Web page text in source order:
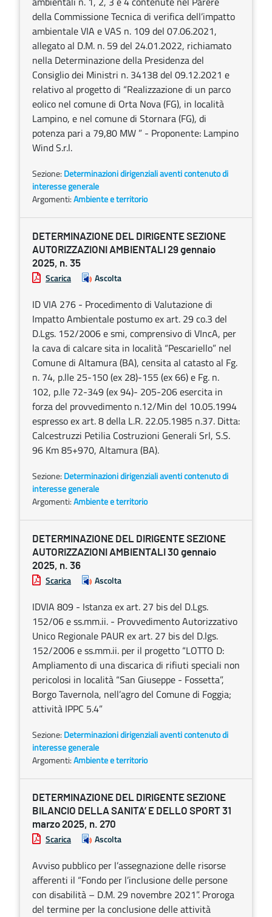
della Commissione Tecnica di verifica dell’impatto
ambientale VIA e VAS n. 109 del 07.06.2021,
allegato al D.M. n. 59 del 24.01.2022, richiamato
nella Determinazione della Presidenza del
Consiglio dei Ministri n. 34138 del 09.12.2021 e
relativo al progetto di “Realizzazione di un parco
eolico nel comune di Orta Nova (FG), in località
Lampino, e nel comune di Stornara (FG), di
potenza pari a 79,80 MW ” - Proponente: Lampino
Wind S.r.l.
Sezione: Determinazioni dirigenziali aventi contenuto di
interesse generale
Argomenti:Ambiente e territorio
DETERMINAZIONE DEL DIRIGENTE SEZIONE
AUTORIZZAZIONI AMBIENTALI 29 gennaio
2025, n. 35
Scarica Ascolta
ID VIA 276 - Procedimento di Valutazione di
Impatto Ambientale postumo ex art. 29 co.3 del
D.Lgs. 152/2006 e smi, comprensivo di VIncA, per
la cava di calcare sita in località “Pescariello” nel
Comune di Altamura (BA), censita al catasto al Fg.
n. 74, p.lle 25-150 (ex 28)-155 (ex 66) e Fg. n.
102, p.lle 72-349 (ex 94)- 205-206 esercita in
forza del provvedimento n.12/Min del 10.05.1994
espresso ex art. 8 della L.R. 22.05.1985 n.37. Ditta:
Calcestruzzi Petilia Costruzioni Generali Srl, S.S.
96 Km 85+970, Altamura (BA).
Sezione: Determinazioni dirigenziali aventi contenuto di
interesse generale
Argomenti:Ambiente e territorio
DETERMINAZIONE DEL DIRIGENTE SEZIONE
AUTORIZZAZIONI AMBIENTALI 30 gennaio
2025, n. 36
Scarica Ascolta
IDVIA 809 - Istanza ex art. 27 bis del D.Lgs.
152/06 e ss.mm.ii. - Provvedimento Autorizzativo
Unico Regionale PAUR ex art. 27 bis del D.lgs.
152/2006 e ss.mm.ii. per il progetto “LOTTO D:
Ampliamento di una discarica di rifiuti speciali non
pericolosi in località “San Giuseppe - Fossetta”,
Borgo Tavernola, nell’agro del Comune di Foggia;
attività IPPC 5.4”
Sezione: Determinazioni dirigenziali aventi contenuto di
interesse generale
Argomenti:Ambiente e territorio
DETERMINAZIONE DEL DIRIGENTE SEZIONE
BILANCIO DELLA SANITA’ E DELLO SPORT 31
marzo 2025, n. 270
Scarica Ascolta
Avviso pubblico per l’assegnazione delle risorse
afferenti il “Fondo per l’inclusione delle persone
con disabilità – D.M. 29 novembre 2021”. Proroga
del termine per la conclusione delle attività